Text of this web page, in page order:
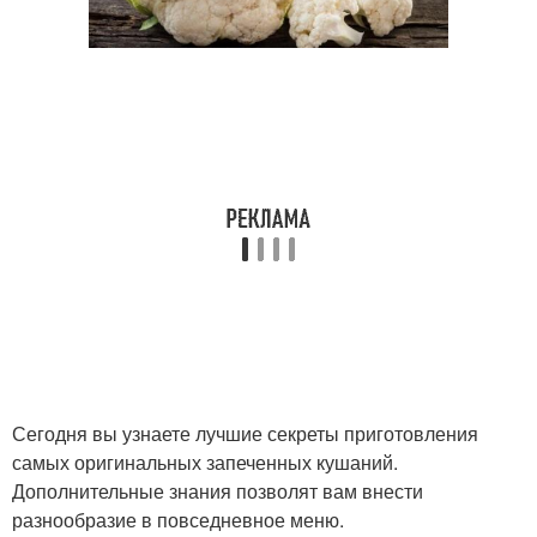
Сегодня вы узнаете лучшие секреты приготовления
самых оригинальных запеченных кушаний.
Дополнительные знания позволят вам внести
разнообразие в повседневное меню.